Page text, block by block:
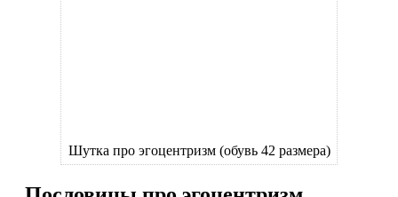
Шутка про эгоцентризм (обувь 42 размера)